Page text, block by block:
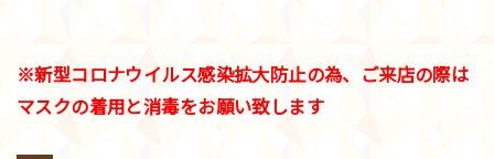
※新型コロナウイルス感染拡大防止の為、ご来店の際は
マスクの着用と消毒をお願い致します